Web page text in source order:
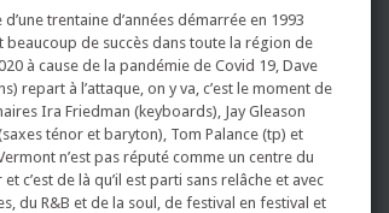
trentaine d’années démarrée en 1993
de succès dans toute la région de
à cause de la pandémie de Covid 19, Dave
repart à l’attaque, on y va, c’est le moment de
Ira Friedman (keyboards), Jay Gleason
ténor et baryton), Tom Palance (tp) et
n’est pas réputé comme un centre du
c’est de là qu’il est parti sans relâche et avec
du R&B et de la soul, de festival en festival et